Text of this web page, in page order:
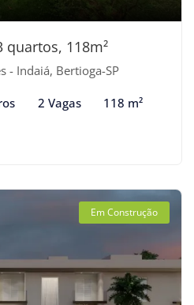
quartos, 118m²
- Indaiá, Bertioga-SP
2 Vagas 118 m²
Em Construção